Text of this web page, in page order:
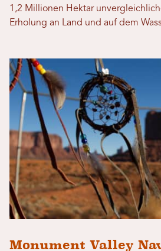
1,2 Millionen Hektar
Erholung an Land und auf dem
Monument Valley